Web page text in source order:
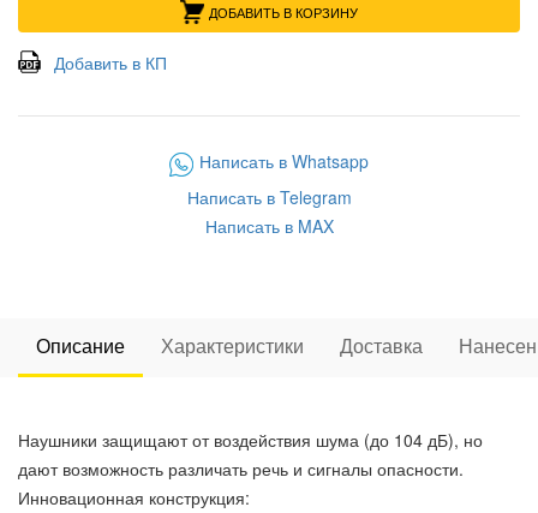
ДОБАВИТЬ В КОРЗИНУ
Добавить в КП
Написать в Whatsapp
Написать в Telegram
Написать в MAX
Описание Характеристики Доставка
Наушники защищают от воздействия шума (до 104 дБ), но
дают возможность различать речь и сигналы опасности.
Инновационная конструкция: